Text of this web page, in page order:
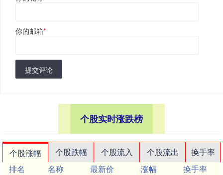
你的邮箱*
提交评论
个股实时涨跌榜
个股涨幅 个股跌幅 个股流入 个股流出
换手率
排名
名称 最新价 涨幅
换手率